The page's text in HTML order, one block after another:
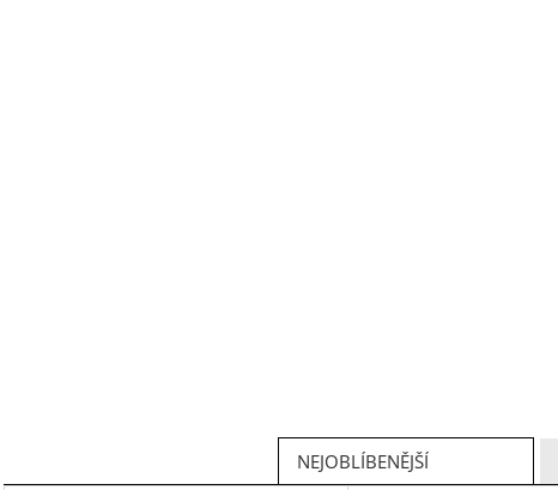
NEJOBLÍBENĚJŠÍ